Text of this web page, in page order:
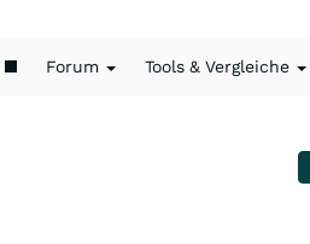
Forum Tools & Vergleiche